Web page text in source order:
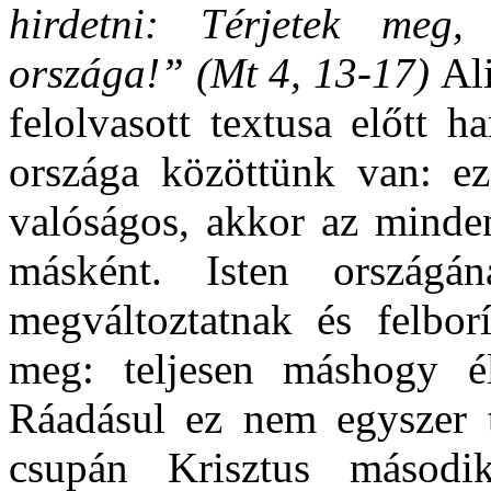
hirdetni: Térjetek
országa!” (Mt 4, 13-17)
felolvasott textusa előtt
országa közöttünk van:
valóságos, akkor az
másként. Isten
megváltoztatnak és
meg: teljesen máshogy
Ráadásul ez nem
csupán Krisztus